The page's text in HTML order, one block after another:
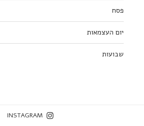
פסח
יום העצמאות
שבועות
INSTAGRAM